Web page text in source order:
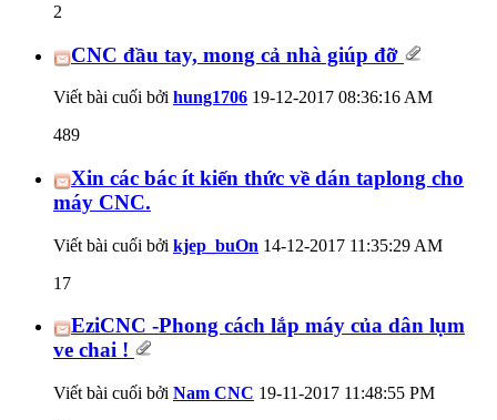
2
CNC đầu tay, mong cả nhà giúp đỡ
Viết bài cuối bởi hung1706 19-12-2017 08:36:16 AM
489
Xin các bác ít kiến thức về dán taplong cho
máy CNC.
Viết bài cuối bởi kjep_buOn 14-12-2017 11:35:29 AM
17
EziCNC -Phong cách lắp máy của dân lụm
ve chai !
Viết bài cuối bởi Nam CNC 19-11-2017 11:48:55 PM